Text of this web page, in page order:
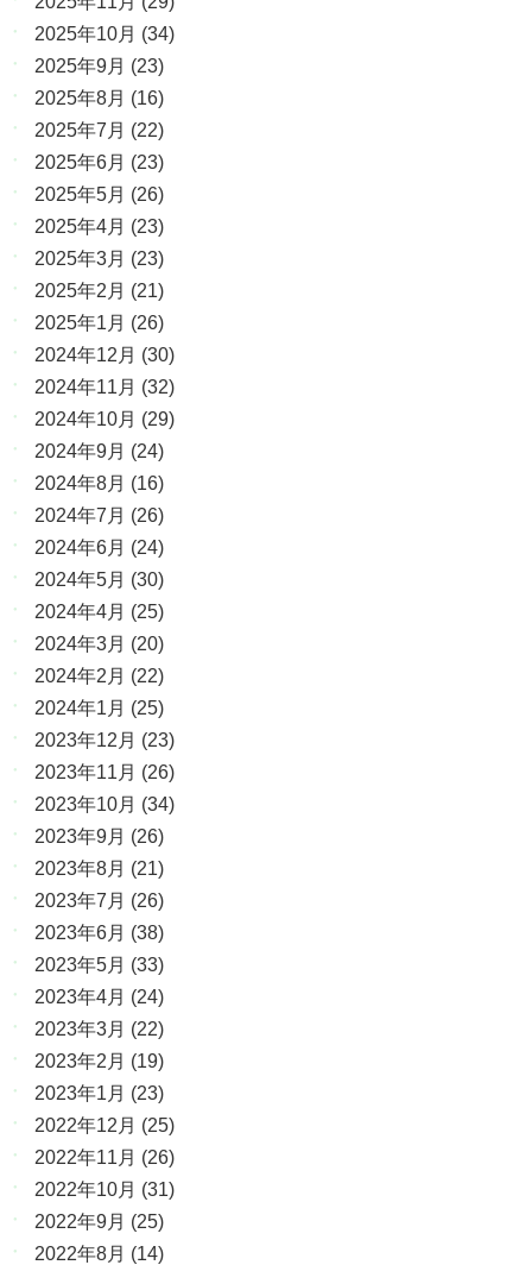
2025年10月 (34)
2025年9月 (23)
2025年8月 (16)
2025年7月 (22)
2025年6月 (23)
2025年5月 (26)
2025年4月 (23)
2025年3月 (23)
2025年2月 (21)
2025年1月 (26)
2024年12月 (30)
2024年11月 (32)
2024年10月 (29)
2024年9月 (24)
2024年8月 (16)
2024年7月 (26)
2024年6月 (24)
2024年5月 (30)
2024年4月 (25)
2024年3月 (20)
2024年2月 (22)
2024年1月 (25)
2023年12月 (23)
2023年11月 (26)
2023年10月 (34)
2023年9月 (26)
2023年8月 (21)
2023年7月 (26)
2023年6月 (38)
2023年5月 (33)
2023年4月 (24)
2023年3月 (22)
2023年2月 (19)
2023年1月 (23)
2022年12月 (25)
2022年11月 (26)
2022年10月 (31)
2022年9月 (25)
2022年8月 (14)